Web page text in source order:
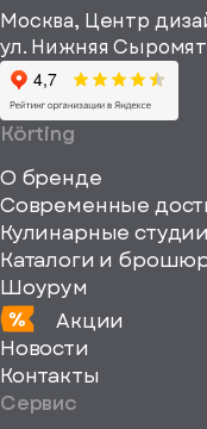
материалы
Москва, Центр
ул. Нижняя
Körting
О бренде
Современные
Кулинарные студии
Каталоги и
Шоурум
Акции
Новости
Контакты
Сервис